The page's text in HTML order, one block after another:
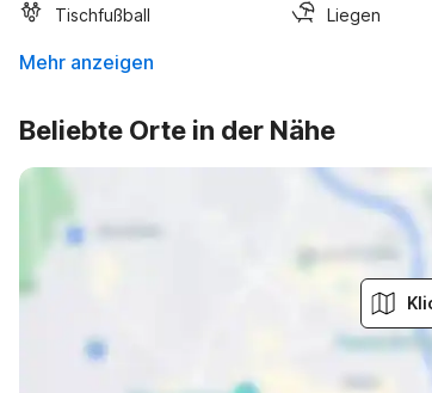
Tischfußball Liegen
Mehr anzeigen
Beliebte Orte in der Nähe